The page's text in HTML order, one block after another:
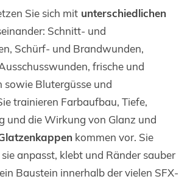
Sie sich mit unterschiedlichen
Schnitt- und
Schürf- und Brandwunden,
frische und
sowie Blutergüsse und
trainieren Farbaufbau, Tiefe,
und die Wirkung von Glanz und
kommen vor. Sie
anpasst, klebt und Ränder sauber
Baustein innerhalb der vielen SFX-